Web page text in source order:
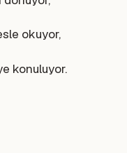
okuyor,
konuluyor.